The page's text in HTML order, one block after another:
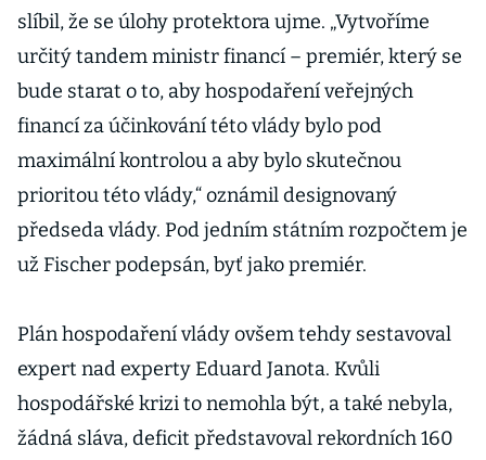
slíbil, že se úlohy protektora ujme. „Vytvoříme
určitý tandem ministr financí – premiér, který se
bude starat o to, aby hospodaření veřejných
financí za účinkování této vlády bylo pod
maximální kontrolou a aby bylo skutečnou
prioritou této vlády,“ oznámil designovaný
předseda vlády. Pod jedním státním rozpočtem je
už Fischer podepsán, byť jako premiér.
Plán hospodaření vlády ovšem tehdy sestavoval
expert nad experty Eduard Janota. Kvůli
hospodářské krizi to nemohla být, a také nebyla,
žádná sláva, deficit představoval rekordních 160